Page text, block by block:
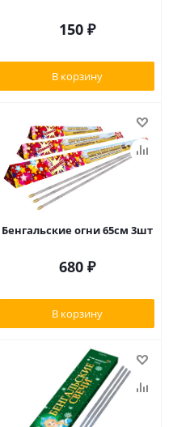
150₽
В корзину
Бенгальские огни 65см 3шт
680₽
В корзину